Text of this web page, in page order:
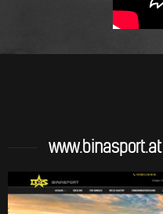
www.binasport.at